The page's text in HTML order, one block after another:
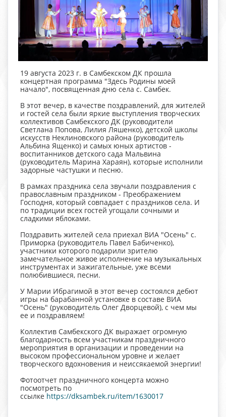
19 августа 2023 г. в Самбекском ДК прошла
концертная программа "Здесь Родины моей
начало", посвященная дню села с. Самбек.
В этот вечер, в качестве поздравлений, для жителей
и гостей села были яркие выступления творческих
коллективов Самбекского ДК (руководители
Светлана Попова, Лилия Ляшенко), детской школы
искусств Неклиновского района (руководитель
Альбина Ященко) и самых юных артистов -
воспитанников детского сада Мальвина
(руководитель Марина Хараян), которые исполнили
задорные частушки и песню.
В рамках праздника села звучали поздравления с
православным праздником - Преображением
Господня, который совпадает с праздников села. И
по традиции всех гостей угощали сочными и
сладкими яблоками.
Поздравить жителей села приехал ВИА "Осень" с.
Приморка (руководитель Павел Бабиченко),
участники которого подарили зрителю
замечательное живое исполнение на музыкальных
инструментах и зажигательные, уже всеми
полюбившиеся, песни.
У Марии Ибрагимой в этот вечер состоялся дебют
игры на барабанной установке в составе ВИА
"Осень" (руководитель Олег Дворцевой), с чем мы
ее и поздравляем!
Коллектив Самбекского ДК выражает огромную
благодарность всем участникам праздничного
мероприятия в организации и проведении на
высоком профессиональном уровне и желает
творческого вдохновения и неиссякаемой энергии!
Фотоотчет праздничного концерта можно
посмотреть по
ссылке https://dksambek.ru/item/1630017